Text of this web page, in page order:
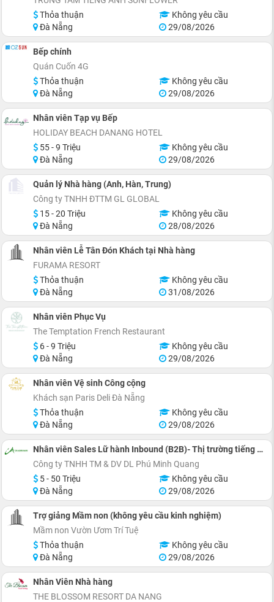
Thỏa thuận
Không yêu cầu
Đà Nẵng
29/08/2026
Bếp chính
Quán Cuốn 4G
Thỏa thuận
Không yêu cầu
Đà Nẵng
29/08/2026
Nhân viên Tạp vụ Bếp
HOLIDAY BEACH DANANG HOTEL
55 - 9 Triệu
Không yêu cầu
Đà Nẵng
29/08/2026
Quản lý Nhà hàng (Anh, Hàn, Trung)
Công ty TNHH ĐTTM GL GLOBAL
15 - 20 Triệu
Không yêu cầu
Đà Nẵng
28/08/2026
Nhân viên Lễ Tân Đón Khách tại Nhà hàng
FURAMA RESORT
Thỏa thuận
Không yêu cầu
Đà Nẵng
31/08/2026
Nhân viên Phục Vụ
The Temptation French Restaurant
6 - 9 Triệu
Không yêu cầu
Đà Nẵng
29/08/2026
Nhân viên Vệ sinh Công cộng
Khách sạn Paris Deli Đà Nẵng
Thỏa thuận
Không yêu cầu
Đà Nẵng
29/08/2026
Nhân viên Sales Lữ hành Inbound (B2B)- Thị trường tiếng Anh
Công ty TNHH TM & DV DL Phú Minh Quang
5 - 50 Triệu
Không yêu cầu
Đà Nẵng
29/08/2026
Trợ giảng Mầm non (không yêu cầu kinh nghiệm)
Mầm non Vườn Ươm Trí Tuệ
Thỏa thuận
Không yêu cầu
Đà Nẵng
29/08/2026
Nhân Viên Nhà hàng
THE BLOSSOM RESORT DA NANG